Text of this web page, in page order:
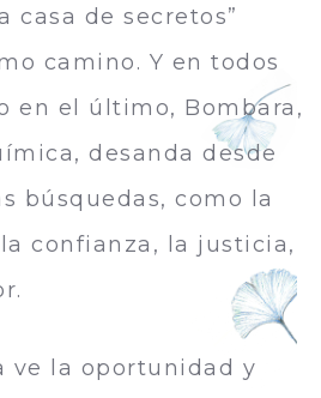
casa de secretos”
camino. Y en todos
en el último, Bombara,
desanda desde
búsquedas, como la
confianza, la justicia,
ve la oportunidad y